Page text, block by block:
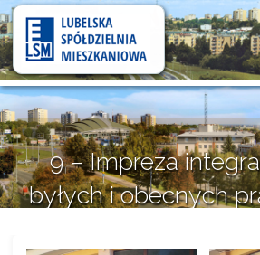
Lubelska
Spółdzielnia
9 – Impreza
byłych i obecnych